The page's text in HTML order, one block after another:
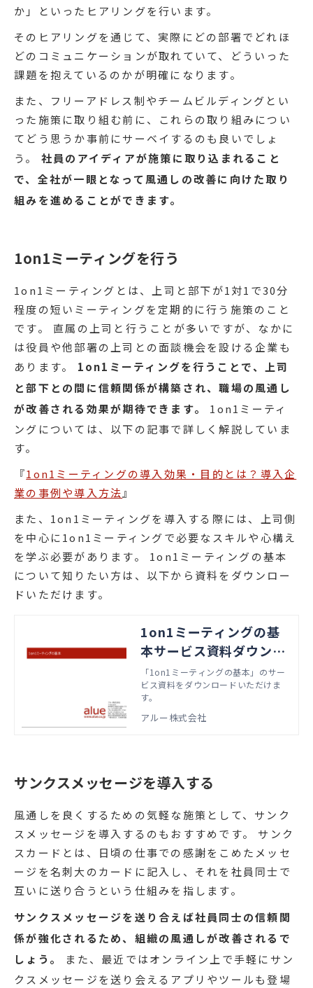
か」といったヒアリングを行います。
そのヒアリングを通じて、実際にどの部署でどれほ
どのコミュニケーションが取れていて、どういった
課題を抱えているのかが明確になります。
また、フリーアドレス制やチームビルディングとい
った施策に取り組む前に、これらの取り組みについ
てどう思うか事前にサーベイするのも良いでしょ
う。 社員のアイディアが施策に取り込まれること
で、全社が一眼となって風通しの改善に向けた取り
組みを進めることができます。
1on1ミーティングを行う
1on1ミーティングとは、上司と部下が1対1で30分
程度の短いミーティングを定期的に行う施策のこと
です。 直属の上司と行うことが多いですが、なかに
は役員や他部署の上司との面談機会を設ける企業も
あります。 1on1ミーティングを行うことで、上司
と部下との間に信頼関係が構築され、職場の風通し
が改善される効果が期待できます。
1on1ミーティ
ングについては、以下の記事で詳しく解説していま
す。
『1on1ミーティングの導入効果・目的とは？導入企
業の事例や導入方法 』
また、1on1ミーティングを導入する際には、上司側
を中心に1on1ミーティングで必要なスキルや心構え
を学ぶ必要があります。 1on1ミーティングの基本
について知りたい方は、以下から資料をダウンロー
ドいただけます。
1on1ミーティングの基
本サービス資料ダウンロ
ード
「1on1ミーティングの基本」のサー
ビス資料をダウンロードいただけま
す。
アルー株式会社
サンクスメッセージを導入する
風通しを良くするための気軽な施策として、サンク
スメッセージを導入するのもおすすめです。 サンク
スカードとは、日頃の仕事での感謝をこめたメッセ
ージを名刺大のカードに記入し、それを社員同士で
互いに送り合うという仕組みを指します。
サンクスメッセージを送り合えば社員同士の信頼関
係が強化されるため、組織の風通しが改善されるで
しょう。
また、最近ではオンライン上で手軽にサン
クスメッセージを送り会えるアプリやツールも登場